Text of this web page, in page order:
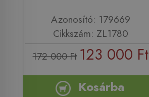
Azonosító: 179669
Cikkszám: ZL1780
172 000 Ft 123 000 Ft
Kosárba